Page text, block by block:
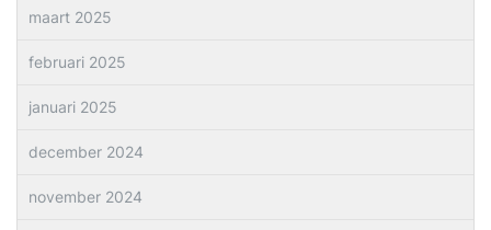
maart 2025
februari 2025
januari 2025
december 2024
november 2024